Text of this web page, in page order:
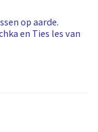
op aarde.
en Ties les van